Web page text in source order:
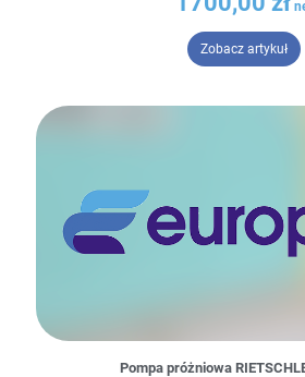
Zobacz artykuł–
Pompa próżniowa